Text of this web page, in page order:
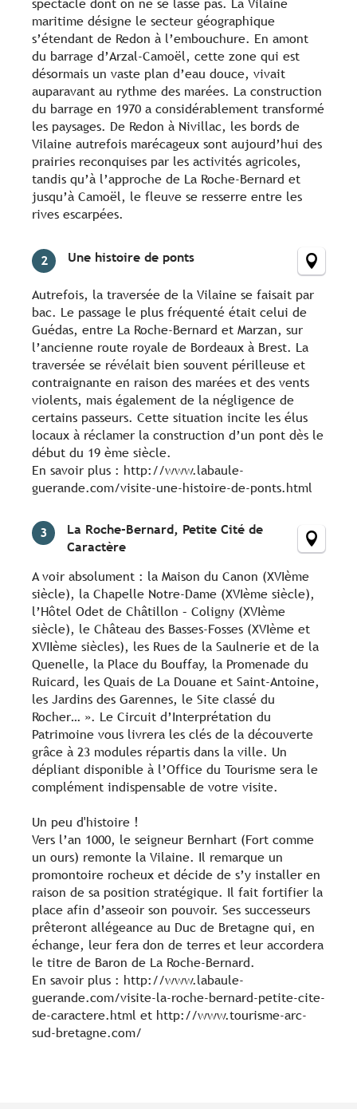
spectacle dont on ne se lasse pas. La Vilaine
maritime désigne le secteur géographique
s’étendant de Redon à l’embouchure. En amont
du barrage d’Arzal-Camoël, cette zone qui est
désormais un vaste plan d’eau douce, vivait
auparavant au rythme des marées. La construction
du barrage en 1970 a considérablement transformé
les paysages. De Redon à Nivillac, les bords de
Vilaine autrefois marécageux sont aujourd’hui des
prairies reconquises par les activités agricoles,
tandis qu’à l’approche de La Roche-Bernard et
jusqu’à Camoël, le fleuve se resserre entre les
rives escarpées.
2 Une histoire de ponts
Autrefois, la traversée de la Vilaine se faisait par
bac. Le passage le plus fréquenté était celui de
Guédas, entre La Roche-Bernard et Marzan, sur
l’ancienne route royale de Bordeaux à Brest. La
traversée se révélait bien souvent périlleuse et
contraignante en raison des marées et des vents
violents, mais également de la négligence de
certains passeurs. Cette situation incite les élus
locaux à réclamer la construction d’un pont dès le
début du 19 ème siècle.
En savoir plus : http://www.labaule-
guerande.com/visite-une-histoire-de-ponts.html
3
La Roche-Bernard, Petite Cité de
Caractère
A voir absolument : la Maison du Canon (XVIème
siècle), la Chapelle Notre-Dame (XVIème siècle),
l’Hôtel Odet de Châtillon – Coligny (XVIème
siècle), le Château des Basses-Fosses (XVIème et
XVIIème siècles), les Rues de la Saulnerie et de la
Quenelle, la Place du Bouffay, la Promenade du
Ruicard, les Quais de La Douane et Saint-Antoine,
les Jardins des Garennes, le Site classé du
Rocher… ». Le Circuit d’Interprétation du
Patrimoine vous livrera les clés de la découverte
grâce à 23 modules répartis dans la ville. Un
dépliant disponible à l’Office du Tourisme sera le
complément indispensable de votre visite.
Un peu d'histoire !
Vers l’an 1000, le seigneur Bernhart (Fort comme
un ours) remonte la Vilaine. Il remarque un
promontoire rocheux et décide de s’y installer en
raison de sa position stratégique. Il fait fortifier la
place afin d’asseoir son pouvoir. Ses successeurs
prêteront allégeance au Duc de Bretagne qui, en
échange, leur fera don de terres et leur accordera
le titre de Baron de La Roche-Bernard.
En savoir plus : http://www.labaule-
guerande.com/visite-la-roche-bernard-petite-cite-
de-caractere.html et http://www.tourisme-arc-
sud-bretagne.com/